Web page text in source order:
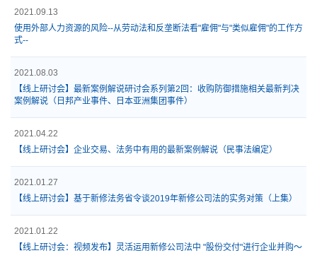
2021.09.13
使用外部人力资源的风险--从劳动法和反垄断法看"雇佣"与"类似雇佣"的工作方
式--
2021.08.03
【线上研讨会】最新案例解说研讨会系列第2回：收购防御措施相关最新判决
案例解说（日邦产业事件、日本亚洲集团事件）
2021.04.22
【线上研讨会】企业交易、法务中有用的最新案例解说（民事法编定）
2021.01.27
【线上研讨会】基于新修法务省令谈2019年新修公司法的实务对策（上集）
2021.01.22
【线上研讨会：视频发布】灵活运用新修公司法中 "股份交付"进行企业并购～